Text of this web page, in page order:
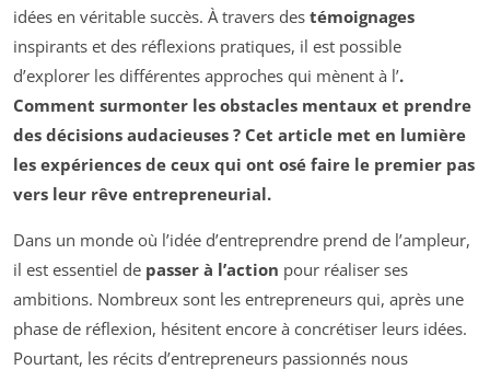
idées en véritable succès. À travers des témoignages
inspirants et des réflexions pratiques, il est possible
d’explorer les différentes approches qui mènent à l’.
Comment surmonter les obstacles mentaux et prendre
des décisions audacieuses ? Cet article met en lumière
les expériences de ceux qui ont osé faire le premier pas
vers leur rêve entrepreneurial.
Dans un monde où l’idée d’entreprendre prend de l’ampleur,
il est essentiel de passer à l’action pour réaliser ses
ambitions. Nombreux sont les entrepreneurs qui, après une
phase de réflexion, hésitent encore à concrétiser leurs idées.
Pourtant, les récits d’entrepreneurs passionnés nous